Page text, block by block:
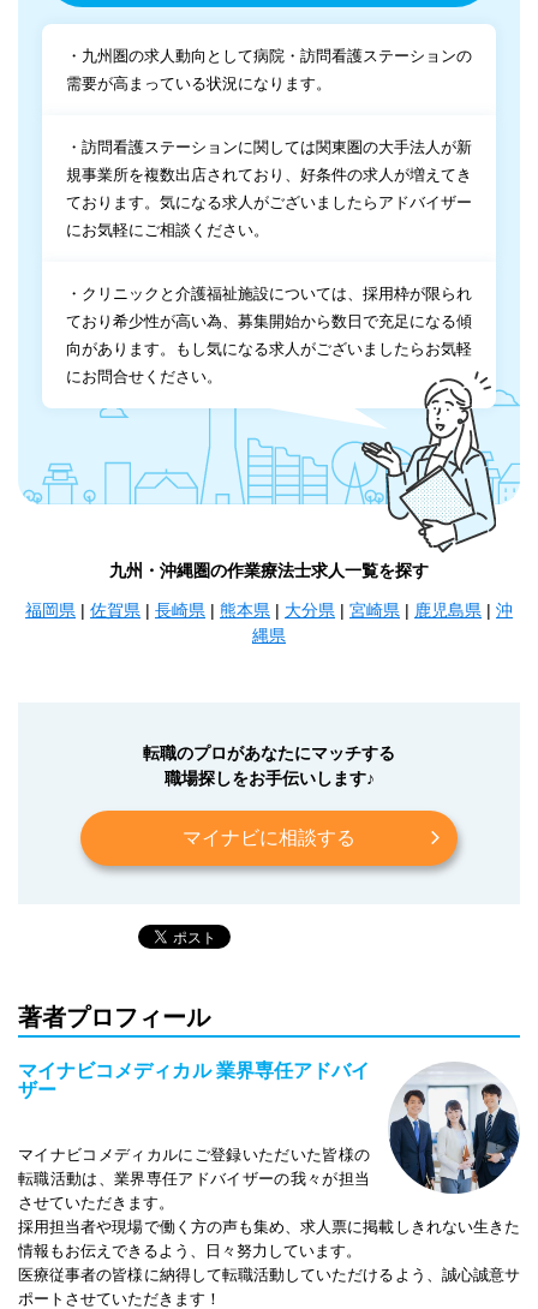
・九州圏の求人動向として病院・訪問看護ステーションの
需要が高まっている状況になります。
・訪問看護ステーションに関しては関東圏の大手法人が新
規事業所を複数出店されており、好条件の求人が増えてき
ております。気になる求人がございましたらアドバイザー
にお気軽にご相談ください。
・クリニックと介護福祉施設については、採用枠が限られ
ており希少性が高い為、募集開始から数日で充足になる傾
向があります。もし気になる求人がございましたらお気軽
にお問合せください。
九州・沖縄圏の作業療法士求人一覧を探す
福岡県 | 佐賀県 | 長崎県 | 熊本県 | 大分県 | 宮崎県 | 鹿児島県 | 沖
縄県
転職のプロがあなたにマッチする
職場探しをお手伝いします♪
マイナビに相談する
著者プロフィール
マイナビコメディカル 業界専任アドバイ
ザー
マイナビコメディカルにご登録いただいた皆様の
転職活動は、業界専任アドバイザーの我々が担当
させていただきます。
採用担当者や現場で働く方の声も集め、求人票に掲載しきれない生きた
情報もお伝えできるよう、日々努力しています。
医療従事者の皆様に納得して転職活動していただけるよう、誠心誠意サ
ポートさせていただきます！